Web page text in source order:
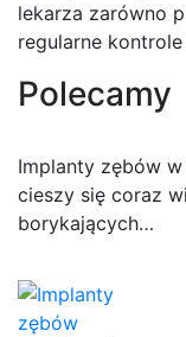
lekarza zarówno
regularne
Polecamy
Implanty zębów
cieszy się coraz
borykających…